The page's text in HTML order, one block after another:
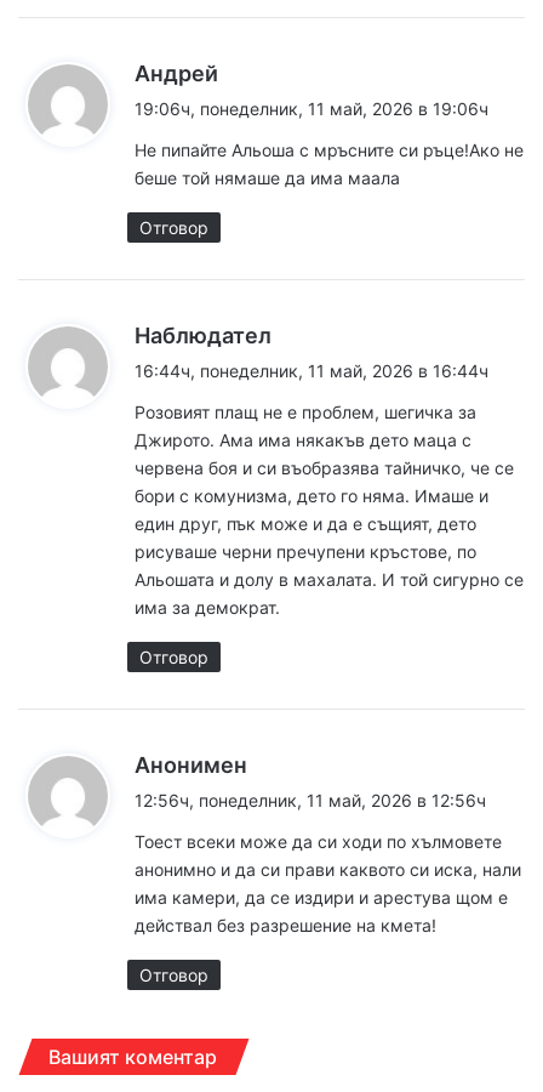
Андрей
а
а
19:06ч, понеделник, 11 май, 2026 в 19:06ч
Не пипайте Альоша с мръсните си ръце!Ако не
беше той нямаше да има маала
Отговор
Наблюдател
а
а
16:44ч, понеделник, 11 май, 2026 в 16:44ч
Розовият плащ не е проблем, шегичка за
Джирото. Ама има някакъв дето маца с
червена боя и си въобразява тайничко, че се
бори с комунизма, дето го няма. Имаше и
един друг, пък може и да е същият, дето
рисуваше черни пречупени кръстове, по
Альошата и долу в махалата. И той сигурно се
има за демократ.
Отговор
Анонимен
а
а
12:56ч, понеделник, 11 май, 2026 в 12:56ч
Тоест всеки може да си ходи по хълмовете
анонимно и да си прави каквото си иска, нали
има камери, да се издири и арестува щом е
действал без разрешение на кмета!
Отговор
Вашият коментар